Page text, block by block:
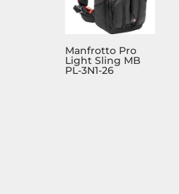
Manfrotto Pro
Light Sling MB
PL-3N1-26